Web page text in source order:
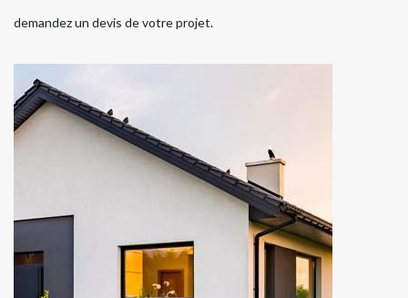
demandez un devis de votre projet.